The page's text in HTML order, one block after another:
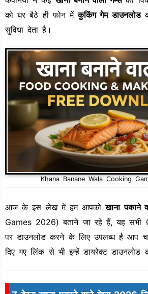
को घर बैठे ही फोन मेंकुकिंग गेम डाउनलोड
सुविधा देता है।
Khana Banane Wala Cooking
आज के इस लेख में हम आपकोखाना पकाने
Games 2026) बताने जा रहे हैं, यह सभी
पर डाउनलोड करने के लिए उपलब्ध है आप
दिए गए लिंक से भी इन्हें डायरेक्ट